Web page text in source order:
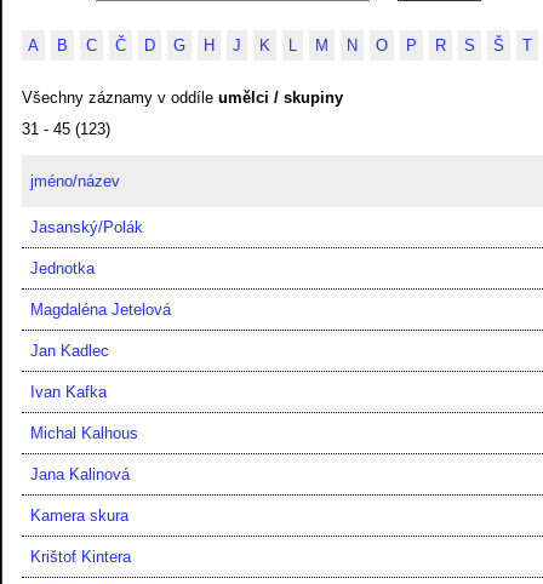
A B C Č D G H J K L M N O P R S Š T
Všechny záznamy v oddíle umělci / skupiny
31 - 45 (123)
jméno/název
Jasanský/Polák
Jednotka
Magdaléna Jetelová
Jan Kadlec
Ivan Kafka
Michal Kalhous
Jana Kalinová
Kamera skura
Krištof Kintera